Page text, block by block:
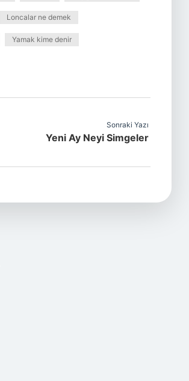
Loncalar ne demek
Yamak kime denir
Sonraki Yazı
Yeni Ay Neyi Simgeler